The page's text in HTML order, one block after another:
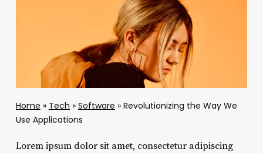
Home » Tech » Software » Revolutionizing the Way We
Use Applications
Lorem ipsum dolor sit amet, consectetur adipiscing